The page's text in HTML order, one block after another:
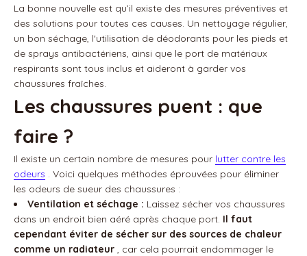
La bonne nouvelle est qu’il existe des mesures préventives et
des solutions pour toutes ces causes. Un nettoyage régulier,
un bon séchage, l'utilisation de déodorants pour les pieds et
de sprays antibactériens, ainsi que le port de matériaux
respirants sont tous inclus et aideront à garder vos
chaussures fraîches.
Les chaussures puent : que
faire ?
Il existe un certain nombre de mesures pour lutter contre les
odeurs . Voici quelques méthodes éprouvées pour éliminer
les odeurs de sueur des chaussures :
Ventilation et séchage : Laissez sécher vos chaussures
dans un endroit bien aéré après chaque port. Il faut
cependant éviter de sécher sur des sources de chaleur
comme un radiateur , car cela pourrait endommager le